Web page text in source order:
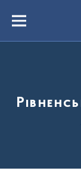
вмістуMenu